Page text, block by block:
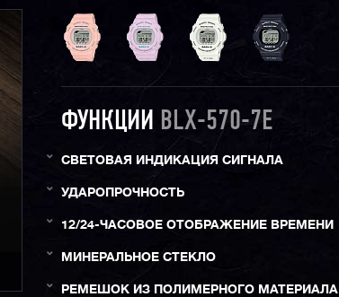
ФУНКЦИИ BLX-570-7E
СВЕТОВАЯ ИНДИКАЦИЯ СИГНАЛА
УДАРОПРОЧНОСТЬ
12/24-ЧАСОВОЕ ОТОБРАЖЕНИЕ ВРЕМЕНИ
МИНЕРАЛЬНОЕ СТЕКЛО
РЕМЕШОК ИЗ ПОЛИМЕРНОГО МАТЕРИАЛА